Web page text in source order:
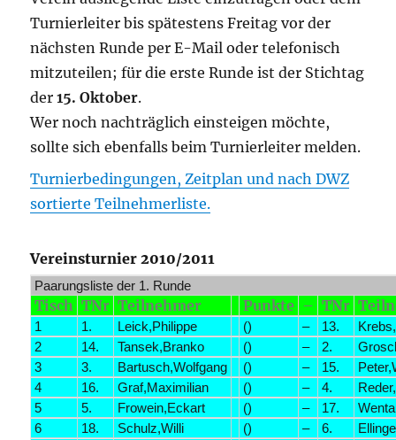
Turnierleiter bis spätestens Freitag vor der
nächsten Runde per E-Mail oder telefonisch
mitzuteilen; für die erste Runde ist der Stichtag
der15. Oktober.
Wer noch nachträglich einsteigen möchte,
sollte sich ebenfalls beim Turnierleiter melden.
Turnierbedingungen, Zeitplan und nach DWZ
sortierte Teilnehmerliste.
Vereinsturnier 2010/2011
Paarungsliste der 1. Runde
Tisch TNr Teilnehmer Punkte – TNr
1 1. Leick,Philippe () – 13.
2
14. Tansek,Branko () – 2.
3
3. Bartusch,Wolfgang () – 15.
4
16. Graf,Maximilian () – 4.
5
5. Frowein,Eckart () – 17.
6
18. Schulz,Willi () – 6.